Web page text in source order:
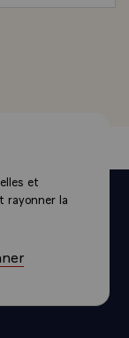
de M. Jacques
et
rayonner la